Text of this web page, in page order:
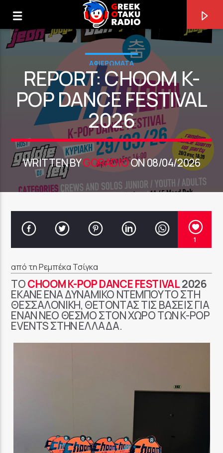
0:00
ΤΩΡΑ ΠΑΙΖΕΙ
ΑΦΙΕΡΩΜΑΤΑ
REPORT: CHOOM K-
POP DANCE FESTIVAL
2026
WRITTEN BYGORADIOON 08/04/2026
1
από τη Ρεμπέκα Τσίγκα
ΤΟCHOOM K-POP DANCE FESTIVAL2026
ΈΚΑΝΕ ΈΝΑ ΔΥΝΑΜΙΚΌ ΝΤΕΜΠΟΎΤΟ ΣΤΗ
ΘΕΣΣΑΛΟΝΊΚΗ, ΘΈΤΟΝΤΑΣ ΤΙΣ ΒΆΣΕΙΣ ΓΙΑ
ΈΝΑΝ ΝΈΟ ΘΕΣΜΌ ΣΤΟΝ ΧΏΡΟ ΤΩΝ K-POP
EVENTS ΣΤΗΝ ΕΛΛΆΔΑ.